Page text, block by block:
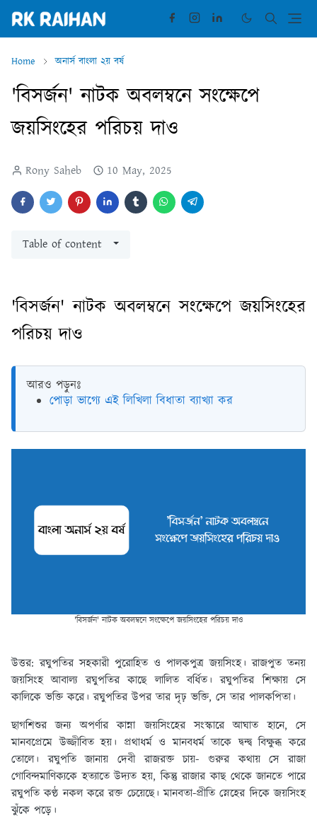
Home অনার্স বাংলা ২য় বর্ষ
'বিসর্জন' নাটক অবলম্বনে সংক্ষেপে
জয়সিংহের পরিচয় দাও
Rony Saheb 10 May, 2025
Table of content
'বিসর্জন' নাটক অবলম্বনে সংক্ষেপে জয়সিংহের
পরিচয় দাও
আরও পড়ুনঃ
পোড়া ভাগ্যে এই লিখিলা বিধাতা ব্যাখ্যা কর
'বিসর্জন' নাটক অবলম্বনে সংক্ষেপে জয়সিংহের পরিচয় দাও
উত্তর:রঘুপতির সহকারী পুরোহিত ও পালকপুত্র জয়সিংহ। রাজপুত তনয়
জয়সিংহ আবাল্য রঘুপতির কাছে লালিত বর্ধিত। রঘুপতির শিক্ষায় সে
কালিকে ভক্তি করে। রঘুপতির উপর তার দৃঢ় ভক্তি, সে তার পালকপিতা।
ছাগশিশুর জন্য অপর্ণার কান্না জয়সিংহের সংস্কারে আঘাত হানে, সে
মানবপ্রেমে উজ্জীবিত হয়। প্রথাধর্ম ও মানবধর্ম তাকে দ্বন্দ্ব বিক্ষুব্ধ করে
তোলে। রঘুপতি জানায় দেবী রাজরক্ত চায়- গুরুর কথায় সে রাজা
গোবিন্দমাণিক্যকে হত্যাতে উদ্যত হয়, কিন্তু রাজার কাছ থেকে জানতে পারে
রঘুপতি কণ্ঠ নকল করে রক্ত চেয়েছে। মানবতা-প্রীতি স্নেহের দিকে জয়সিংহ
ঝুঁকে পড়ে।